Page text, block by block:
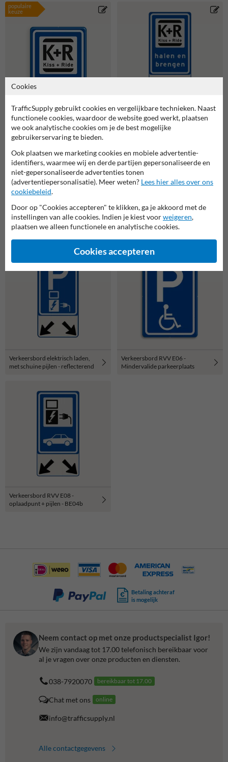
populaire
keuze
Verkeersbord RVV L52 KISS
& RIDE - halen en brengen
met tekst
OB504 K+R halen en
brengen met pijlen -
reflecterend
Gerelateerde producten
Verkeersbord elektrisch laden,
met schuine pijlen - reflecterend
Verkeersbord RVV E06 -
Mindervalide parkeerplaats
Verkeersbord RVV E08 -
oplaadpunt + pijlen - BE04b
Betaling achteraf
is mogelijk
Neem contact op met onze productspecialist Igor!
We zijn vandaag tot 17.00 telefonisch bereikbaar voor
al je vragen over onze producten en diensten.
038-7920070 bereikbaar tot 17.00
Chat met ons online
info@trafficsupply.nl
Alle contactgegevens
Cookies
TrafficSupply gebruikt cookies en vergelijkbare technieken. Naast
functionele cookies, waardoor de website goed werkt, plaatsen
we ook analytische cookies om je de best mogelijke
gebruikerservaring te bieden.
Ook plaatsen we marketing cookies en mobiele advertentie-
identifiers, waarmee wij en derde partijen gepersonaliseerde en
niet-gepersonaliseerde advertenties tonen
(advertentiepersonalisatie). Meer weten? Lees hier alles over ons
cookiebeleid.
Door op "Cookies accepteren" te klikken, ga je akkoord met de
instellingen van alle cookies. Indien je kiest voorweigeren,
plaatsen we alleen functionele en analytische cookies.
Cookies accepteren